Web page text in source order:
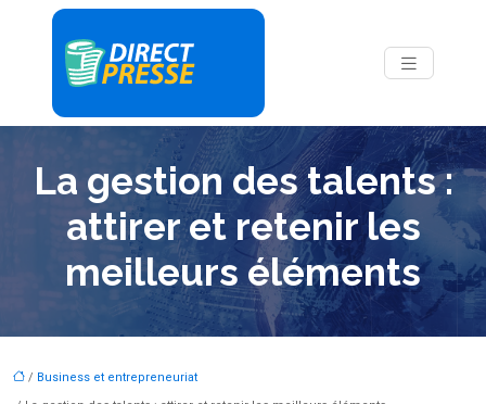
La gestion des talents :
attirer et retenir les
meilleurs éléments
/ Business et entrepreneuriat